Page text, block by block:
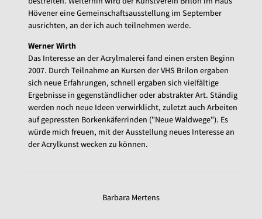
Hövener eine Gemeinschaftsausstellung im September
ausrichten, an der ich auch teilnehmen werde.
Werner Wirth
Das Interesse an der Acrylmalerei fand einen ersten Beginn
2007. Durch Teilnahme an Kursen der VHS Brilon ergaben
sich neue Erfahrungen, schnell ergaben sich vielfältige
Ergebnisse in gegenständlicher oder abstrakter Art. Ständig
werden noch neue Ideen verwirklicht, zuletzt auch Arbeiten
auf gepressten Borkenkäferrinden ("Neue Waldwege"). Es
würde mich freuen, mit der Ausstellung neues Interesse an
der Acrylkunst wecken zu können.
Barbara Mertens